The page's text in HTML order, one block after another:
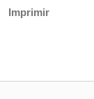
Imprimir